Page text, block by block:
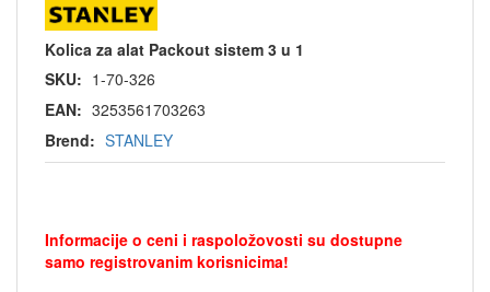
Kolica za alat Packout sistem 3 u 1
SKU: 1-70-326
EAN: 3253561703263
Brend: STANLEY
Informacije o ceni i raspoložovosti su dostupne
samo registrovanim korisnicima!